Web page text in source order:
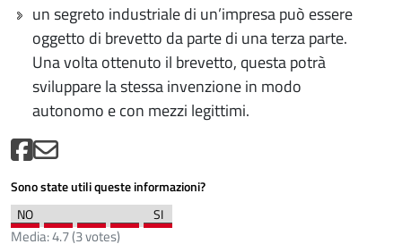
un segreto industriale di un’impresa può essere
oggetto di brevetto da parte di una terza parte.
Una volta ottenuto il brevetto, questa potrà
sviluppare la stessa invenzione in modo
autonomo e con mezzi legittimi.
Sono state utili queste informazioni?
Media:4.7(3votes)